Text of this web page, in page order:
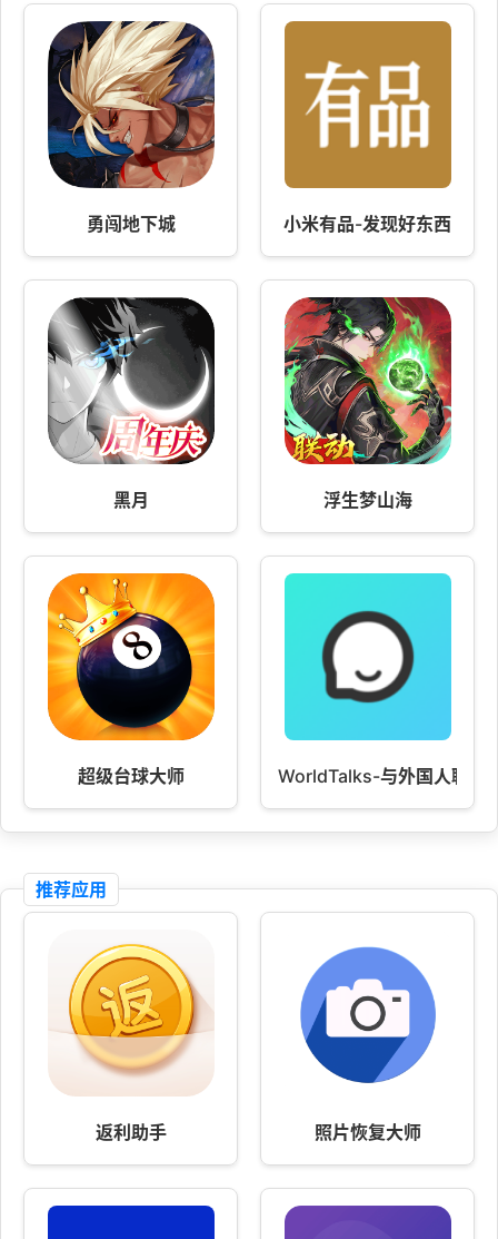
勇闯地下城 小米有品-发现好东西
黑月 浮生梦山海
超级台球大师 WorldTalks-与外国人聊天
推荐应用
返利助手 照片恢复大师